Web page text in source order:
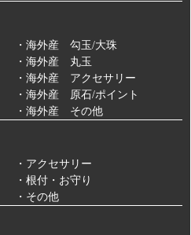
・海外産 勾玉/大珠
・海外産 丸玉
・海外産 アクセサリー
・海外産 原石/ポイント
・海外産 その他
・アクセサリー
・根付・お守り
・その他